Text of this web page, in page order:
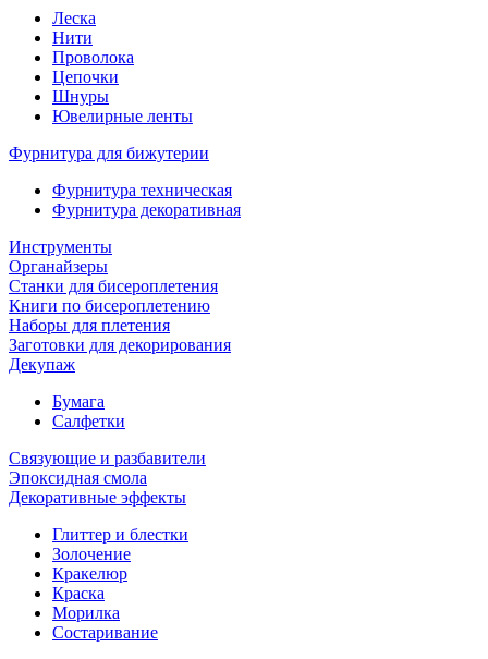
Леска
Нити
Проволока
Цепочки
Шнуры
Ювелирные ленты
Фурнитура для бижутерии
Фурнитура техническая
Фурнитура декоративная
Инструменты
Органайзеры
Станки для бисероплетения
Книги по бисероплетению
Наборы для плетения
Заготовки для декорирования
Декупаж
Бумага
Салфетки
Связующие и разбавители
Эпоксидная смола
Декоративные эффекты
Глиттер и блестки
Золочение
Кракелюр
Краска
Морилка
Состаривание